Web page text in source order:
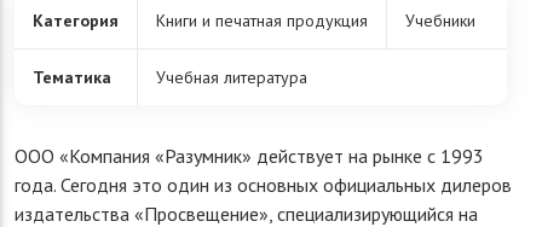
Категория Книги и печатная продукция Учебники
Тематика Учебная литература
ООО «Компания «Разумник» действует на рынке с 1993
года. Сегодня это один из основных официальных дилеров
издательства «Просвещение», специализирующийся на